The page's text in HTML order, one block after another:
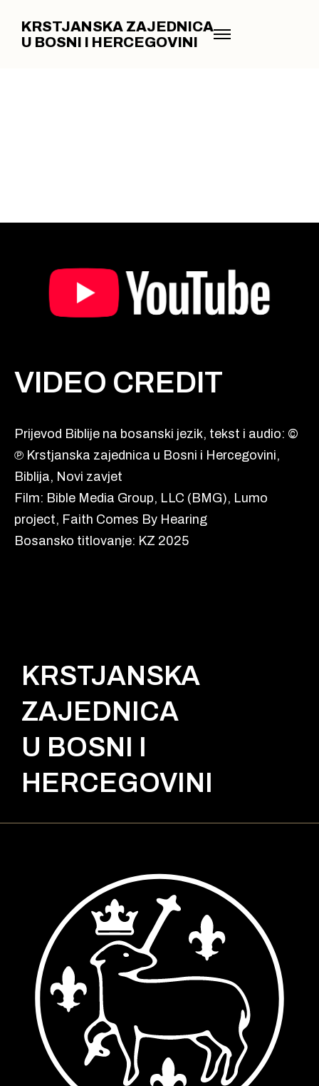
KRSTJANSKA ZAJEDNICA
U BOSNI I HERCEGOVINI
arrow_rightOTVORI VIDEO
VIDEO CREDIT
Prijevod Biblije na bosanski jezik, tekst i audio: ©
℗ Krstjanska zajednica u Bosni i Hercegovini,
Biblija, Novi zavjet
Film: Bible Media Group, LLC (BMG), Lumo
project, Faith Comes By Hearing
Bosansko titlovanje: KZ 2025
KRSTJANSKA
ZAJEDNICA
U BOSNI I
HERCEGOVINI